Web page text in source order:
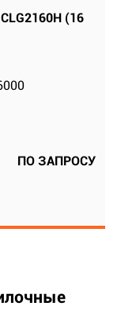
(16
ПО ЗАПРОСУ